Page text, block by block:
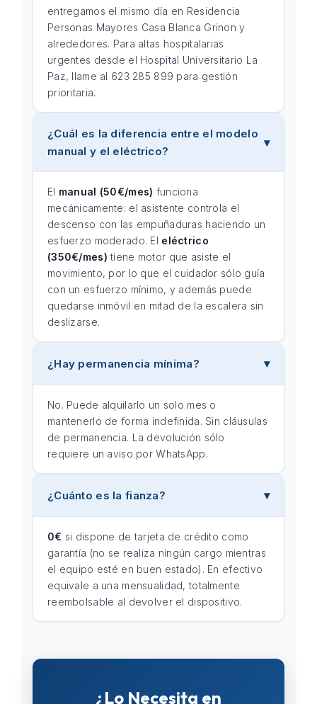
entregamos el mismo día en Residencia
Personas Mayores Casa Blanca Grinon y
alrededores. Para altas hospitalarias
urgentes desde el Hospital Universitario La
Paz, llame al 623 285 899 para gestión
prioritaria.
¿Cuál es la diferencia entre el modelo
manual y el eléctrico?
El manual (50€/mes) funciona
mecánicamente: el asistente controla el
descenso con las empuñaduras haciendo un
esfuerzo moderado. El eléctrico
(350€/mes) tiene motor que asiste el
movimiento, por lo que el cuidador sólo guía
con un esfuerzo mínimo, y además puede
quedarse inmóvil en mitad de la escalera sin
deslizarse.
¿Hay permanencia mínima?
No. Puede alquilarlo un solo mes o
mantenerlo de forma indefinida. Sin cláusulas
de permanencia. La devolución sólo
requiere un aviso por WhatsApp.
¿Cuánto es la fianza?
0€ si dispone de tarjeta de crédito como
garantía (no se realiza ningún cargo mientras
el equipo esté en buen estado). En efectivo
equivale a una mensualidad, totalmente
reembolsable al devolver el dispositivo.
¿Lo Necesita en